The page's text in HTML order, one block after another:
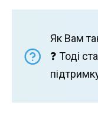
Як Вам
❓ Тоді